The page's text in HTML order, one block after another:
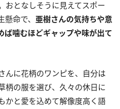
おとなしそうに見えてスポー
命で、 亜樹さんの気持ちや意
ば噛むほどギャップや味が出て
んに花柄のワンピを、自分は
柄の服を選び、久々の休日に
かと愛を込めて解像度高く語